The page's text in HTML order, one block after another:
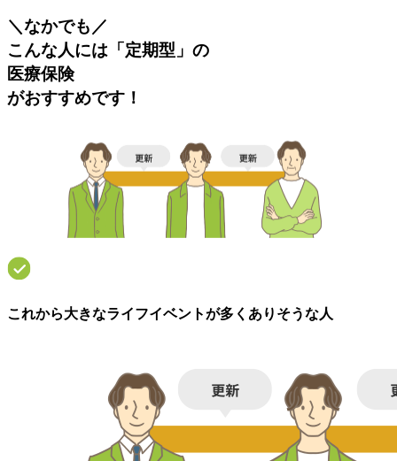
＼なかでも ／
こんな人には「定期型」の
医療保険
がおすすめです！
これから大きなライフイベントが多くありそうな人